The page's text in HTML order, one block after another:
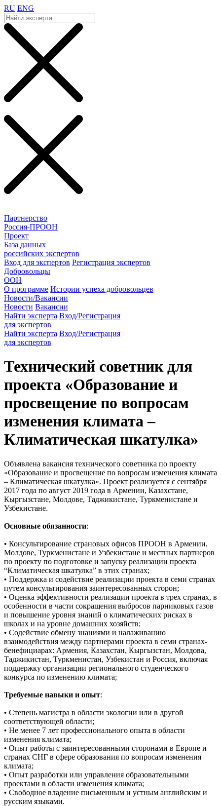
RU ENG
Партнерство
Россия-ПРООН
Проект
База данных
российских экспертов
Вход для экспертов Регистрация экспертов
Добровольцы
ООН
О программе Истории успеха добровольцев
Новости/Вакансии
Новости Вакансии
Найти эксперта Вход/Регистрация
для экспертов
Найти эксперта Вход/Регистрация
для экспертов
Технический советник для
проекта «Образование и
просвещение по вопросам
изменения климата –
Климатическая шкатулка»
Объявлена вакансия технического советника по проекту
«Образование и просвещение по вопросам изменения климата
– Климатическая шкатулка». Проект реализуется с сентября
2017 года по август 2019 года в Армении, Казахстане,
Кыргызстане, Молдове, Таджикистане, Туркменистане и
Узбекистане.
Основные обязанности:
• Консультирование страновых офисов ПРООН в Армении,
Молдове, Туркменистане и Узбекистане и местных партнеров
по проекту по подготовке и запуску реализации проекта
“Климатическая шкатулка” в этих странах;
• Поддержка и содействие реализации проекта в семи странах
путем консультирования заинтересованных сторон;
• Оценка эффективности реализации проекта в трех странах, в
особенности в части сокращения выбросов парниковых газов
и повышение уровня знаний о климатических рисках в
школах и на уровне домашних хозяйств;
• Содействие обмену знаниями и налаживанию
взаимодействия между партнерами проекта в семи странах-
бенефициарах: Армения, Казахстан, Кыргызстан, Молдова,
Таджикистан, Туркменистан, Узбекистан и Россия, включая
поддержку организации регионального студенческого
конкурса по изменению климата;
Требуемые навыки и опыт:
• Степень магистра в области экологии или в другой
соответствующей области;
• Не менее 7 лет профессионального опыта в области
изменения климата;
• Опыт работы с заинтересованными сторонами в Европе и
странах СНГ в сфере образования по вопросам изменения
климата;
• Опыт разработки или управления образовательными
проектами в области изменения климата;
• Cвободное владение письменным и устным английским и
русским языками.